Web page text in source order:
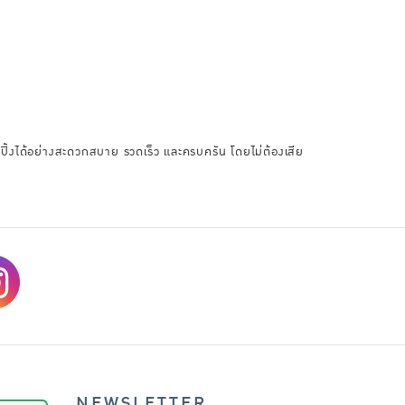
ด้อย่างสะดวกสบาย รวดเร็ว และครบครัน โดยไม่ต้องเสีย